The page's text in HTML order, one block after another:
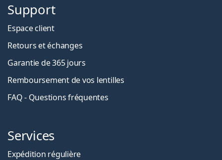
Support
Espace client
Retours et échanges
Garantie de 365 jours
Remboursement de vos lentilles
FAQ - Questions fréquentes
Services
Expédition régulière